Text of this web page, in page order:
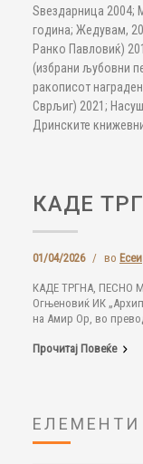
Ѕвездарница 2004;
година; Жедувам,
Ранко Павловиќ)
(избрани љубовни
ракописот
Сврљиг) 2021;
Дринските
КАДЕ
01/04/2026 / во Есеи
КАДЕ ТРГНА, ПЕСНО
Огњеновиќ ИК
на Амир Ор, во
Прочитај Повеќе
ЕЛЕМЕНТИ